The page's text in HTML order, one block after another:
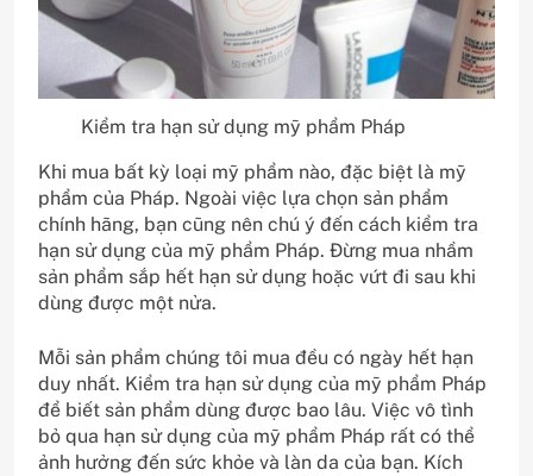
Kiểm tra hạn sử dụng mỹ phẩm Pháp
Khi mua bất kỳ loại mỹ phẩm nào, đặc biệt là mỹ
phẩm của Pháp. Ngoài việc lựa chọn sản phẩm
chính hãng, bạn cũng nên chú ý đến cách kiểm tra
hạn sử dụng của mỹ phẩm Pháp. Đừng mua nhầm
sản phẩm sắp hết hạn sử dụng hoặc vứt đi sau khi
dùng được một nửa.
Mỗi sản phẩm chúng tôi mua đều có ngày hết hạn
duy nhất. Kiểm tra hạn sử dụng của mỹ phẩm Pháp
để biết sản phẩm dùng được bao lâu. Việc vô tình
bỏ qua hạn sử dụng của mỹ phẩm Pháp rất có thể
ảnh hưởng đến sức khỏe và làn da của bạn. Kích